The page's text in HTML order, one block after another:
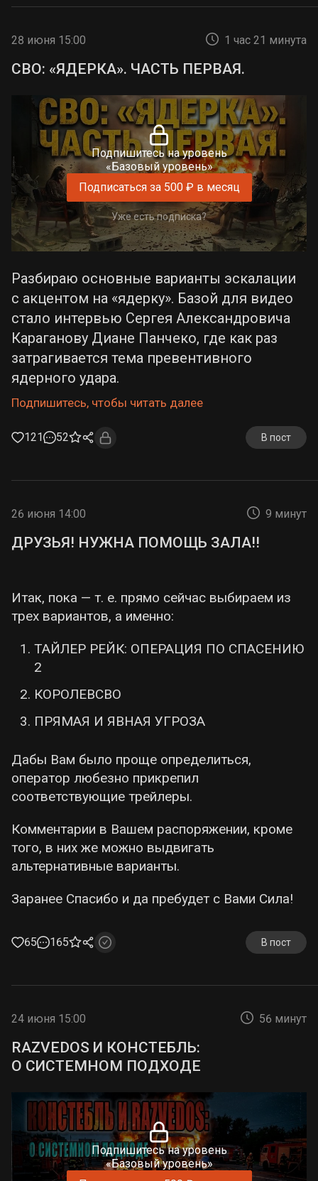
28 июня 15:00 1 час 21 минута
СВО: «ЯДЕРКА». ЧАСТЬ ПЕРВАЯ.
Подпишитесь на уровень
«Базовый уровень»
Подписаться за 500 ₽ в месяц
Уже есть подписка?
Разбираю основные варианты эскалации
с акцентом на «ядерку». Базой для видео
стало интервью Сергея Александровича
Караганову Диане Панчеко, где как раз
затрагивается тема превентивного
ядерного удара.
Подпишитесь, чтобы читать далее
121 52 В пост
26 июня 14:00 9 минут
ДРУЗЬЯ! НУЖНА ПОМОЩЬ ЗАЛА!!
Итак, пока — т. е. прямо сейчас выбираем из
трех вариантов, а именно:
ТАЙЛЕР РЕЙК: ОПЕРАЦИЯ ПО СПАСЕНИЮ
2
КОРОЛЕВСВО
ПРЯМАЯ И ЯВНАЯ УГРОЗА
Дабы Вам было проще определиться,
оператор любезно прикрепил
соответствующие трейлеры.
Комментарии в Вашем распоряжении, кроме
того, в них же можно выдвигать
альтернативные варианты.
Заранее Спасибо и да пребудет с Вами Сила!
65 165 В пост
24 июня 15:00 56 минут
RAZVEDOS И КОНСТЕБЛЬ:
О СИСТЕМНОМ ПОДХОДЕ
Подпишитесь на уровень
«Базовый уровень»